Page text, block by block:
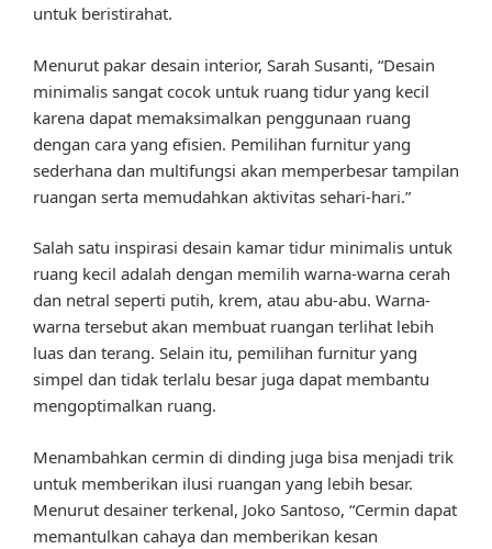
untuk beristirahat.
Menurut pakar desain interior, Sarah Susanti, “Desain
minimalis sangat cocok untuk ruang tidur yang kecil
karena dapat memaksimalkan penggunaan ruang
dengan cara yang efisien. Pemilihan furnitur yang
sederhana dan multifungsi akan memperbesar tampilan
ruangan serta memudahkan aktivitas sehari-hari.”
Salah satu inspirasi desain kamar tidur minimalis untuk
ruang kecil adalah dengan memilih warna-warna cerah
dan netral seperti putih, krem, atau abu-abu. Warna-
warna tersebut akan membuat ruangan terlihat lebih
luas dan terang. Selain itu, pemilihan furnitur yang
simpel dan tidak terlalu besar juga dapat membantu
mengoptimalkan ruang.
Menambahkan cermin di dinding juga bisa menjadi trik
untuk memberikan ilusi ruangan yang lebih besar.
Menurut desainer terkenal, Joko Santoso, “Cermin dapat
memantulkan cahaya dan memberikan kesan